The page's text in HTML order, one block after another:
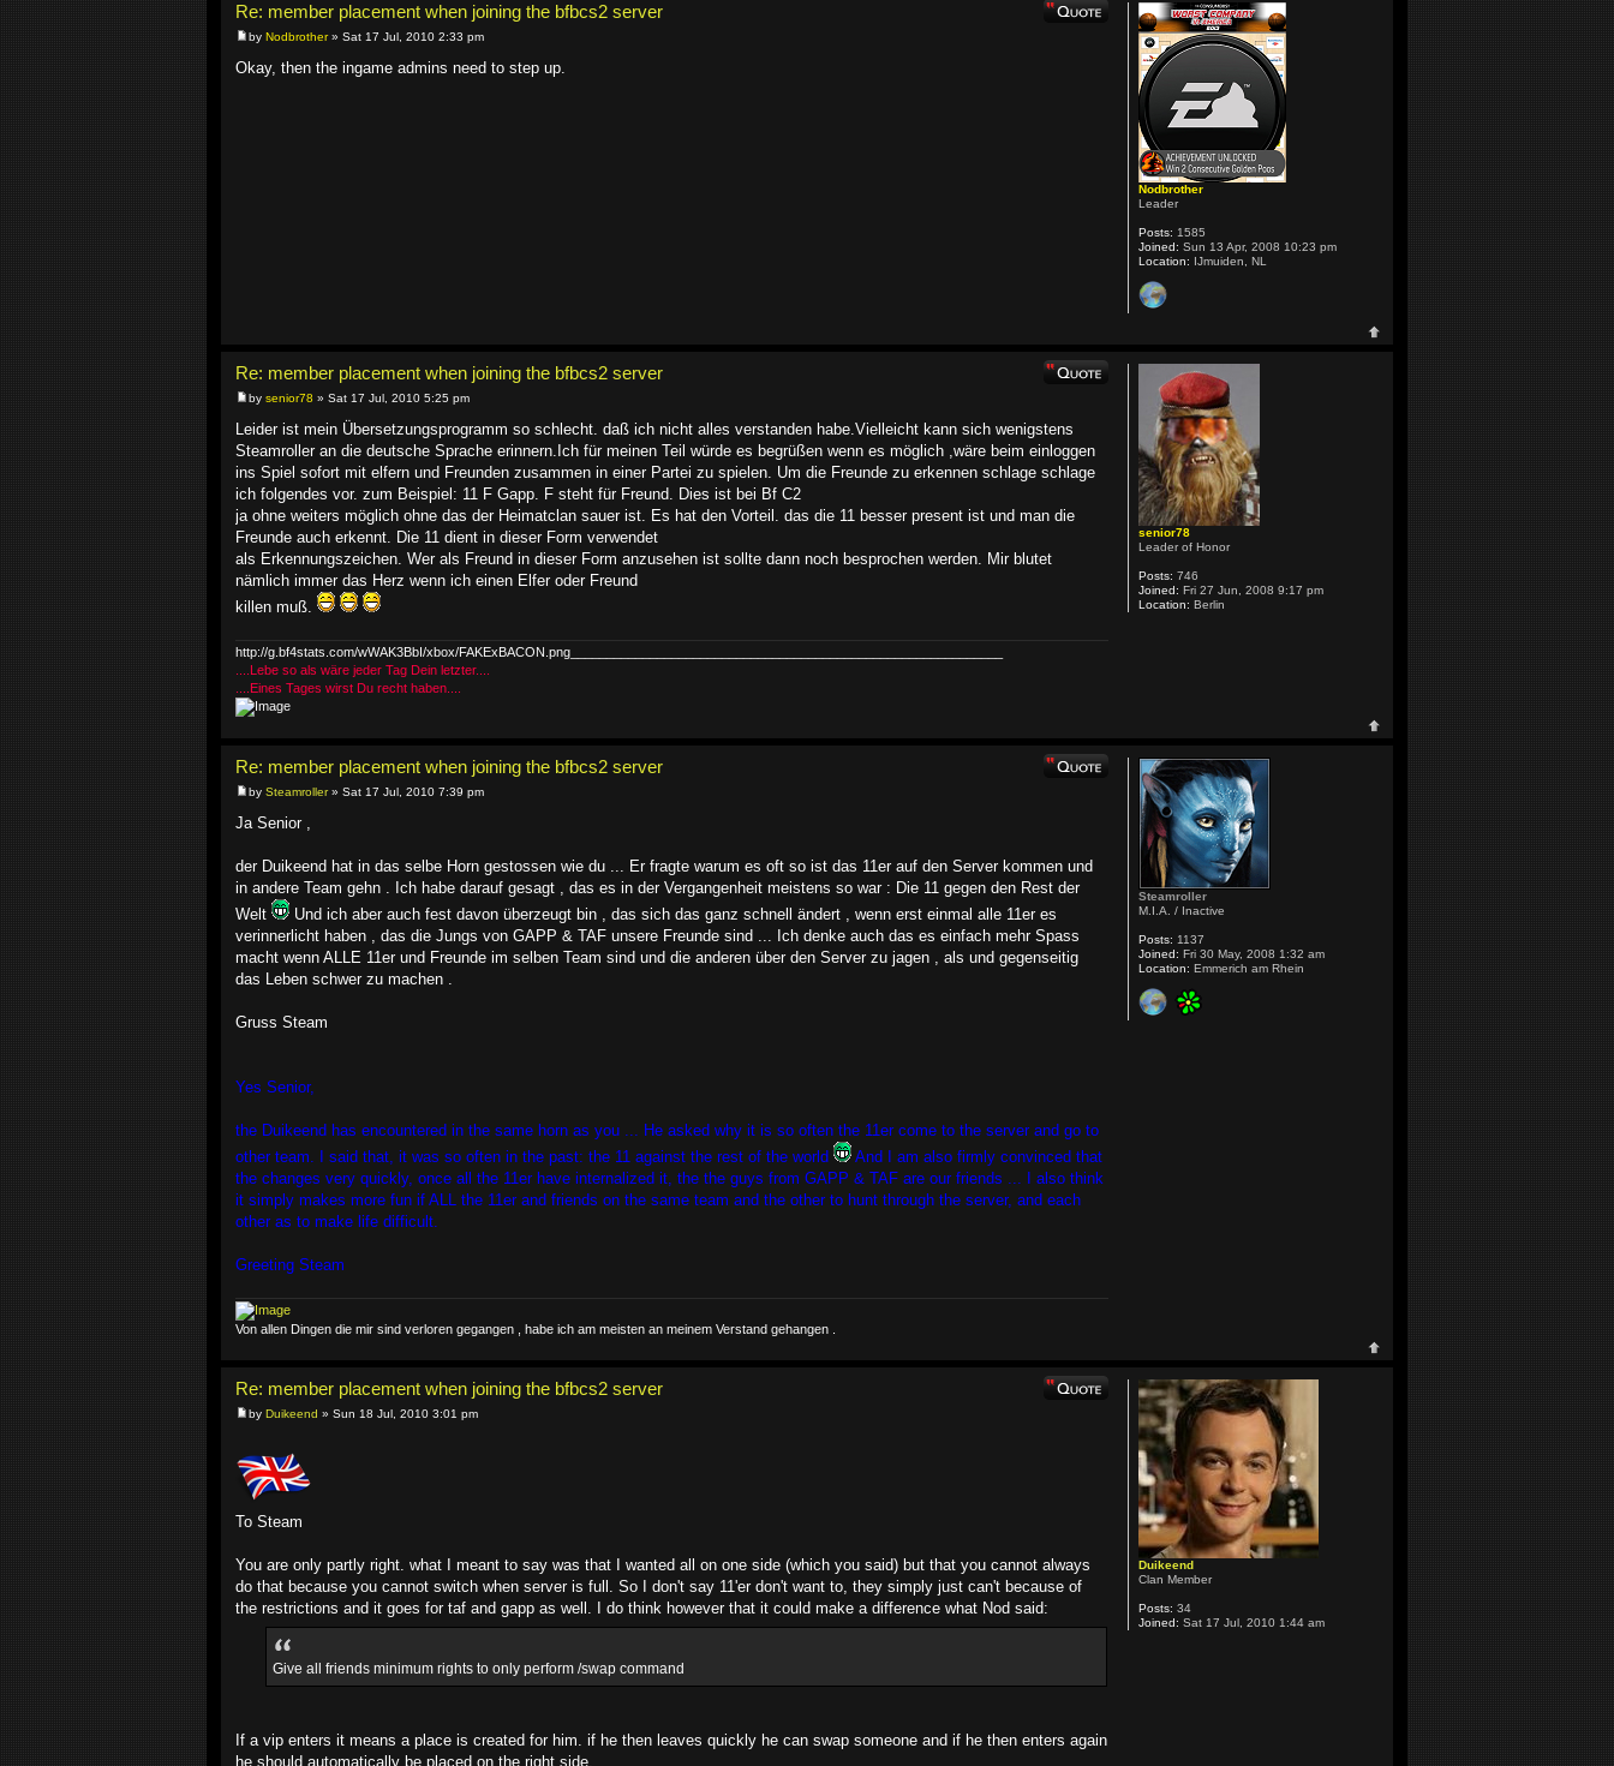
Re: member placement when joining the bfbcs2 server
by Nodbrother» Sat 17 Jul, 2010 2:33 pm
Okay, then the ingame admins need to step up.
Nodbrother
Leader
Posts: 1585
Joined: Sun 13 Apr, 2008 10:23 pm
Location: IJmuiden, NL
Re: member placement when joining the bfbcs2 server
by senior78 » Sat 17 Jul, 2010 5:25 pm
Leider ist mein Übersetzungsprogramm so schlecht. daß ich nicht alles verstanden habe.Vielleicht kann sich wenigstens
Steamroller an die deutsche Sprache erinnern.Ich für meinen Teil würde es begrüßen wenn es möglich ,wäre beim einloggen
ins Spiel sofort mit elfern und Freunden zusammen in einer Partei zu spielen. Um die Freunde zu erkennen schlage schlage
ich folgendes vor. zum Beispiel: 11 F Gapp. F steht für Freund. Dies ist bei Bf C2
ja ohne weiters möglich ohne das der Heimatclan sauer ist. Es hat den Vorteil. das die 11 besser present ist und man die
Freunde auch erkennt. Die 11 dient in dieser Form verwendet
als Erkennungszeichen. Wer als Freund in dieser Form anzusehen ist sollte dann noch besprochen werden. Mir blutet
nämlich immer das Herz wenn ich einen Elfer oder Freund
killen muß.
http://g.bf4stats.com/wWAK3BbI/xbox/FAKExBACON.png____________________________________________________________
....Lebe so als wäre jeder Tag Dein letzter....
....Eines Tages wirst Du recht haben....
senior78
Leader of Honor
Posts: 746
Joined: Fri 27 Jun, 2008 9:17 pm
Location: Berlin
Re: member placement when joining the bfbcs2 server
by Steamroller» Sat 17 Jul, 2010 7:39 pm
Ja Senior ,
der Duikeend hat in das selbe Horn gestossen wie du ... Er fragte warum es oft so ist das 11er auf den Server kommen und
in andere Team gehn . Ich habe darauf gesagt , das es in der Vergangenheit meistens so war : Die 11 gegen den Rest der
Welt
Und ich aber auch fest davon überzeugt bin , das sich das ganz schnell ändert , wenn erst einmal alle 11er es
verinnerlicht haben , das die Jungs von GAPP & TAF unsere Freunde sind ... Ich denke auch das es einfach mehr Spass
macht wenn ALLE 11er und Freunde im selben Team sind und die anderen über den Server zu jagen , als und gegenseitig
das Leben schwer zu machen .
Gruss Steam
Yes Senior,
the Duikeend has encountered in the same horn as you ... He asked why it is so often the 11er come to the server and go to
other team. I said that, it was so often in the past: the 11 against the rest of the world
And I am also firmly convinced that
the changes very quickly, once all the 11er have internalized it, the the guys from GAPP & TAF are our friends ... I also think
it simply makes more fun if ALL the 11er and friends on the same team and the other to hunt through the server, and each
other as to make life difficult.
Greeting Steam
Von allen Dingen die mir sind verloren gegangen , habe ich am meisten an meinem Verstand gehangen .
Steamroller
M.I.A. / Inactive
Posts: 1137
Joined: Fri 30 May, 2008 1:32 am
Location: Emmerich am Rhein
Re: member placement when joining the bfbcs2 server
by Duikeend » Sun 18 Jul, 2010 3:01 pm
To Steam
You are only partly right. what I meant to say was that I wanted all on one side (which you said) but that you cannot always
do that because you cannot switch when server is full. So I don't say 11'er don't want to, they simply just can't because of
the restrictions and it goes for taf and gapp as well. I do think however that it could make a difference what Nod said:
Give all friends minimum rights to only perform /swap command
If a vip enters it means a place is created for him. if he then leaves quickly he can swap someone and if he then enters again
he should automatically be placed on the right side.
Duikeend
Clan Member
Posts: 34
Joined: Sat 17 Jul, 2010 1:44 am